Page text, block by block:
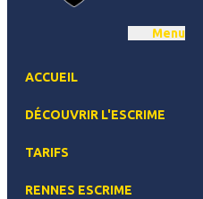
Menu
ACCUEIL
DÉCOUVRIR L'ESCRIME
TARIFS
RENNES ESCRIME